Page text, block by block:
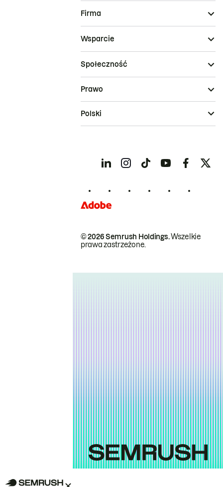
Firma
Wsparcie
Społeczność
© 2026 Semrush Holdings.Wszelkie
prawa zastrzeżone.
Prawo
Polski